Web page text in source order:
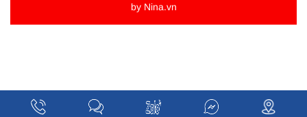
by Nina.vn